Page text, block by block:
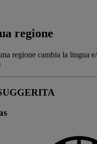
regione
regione cambia la lingua